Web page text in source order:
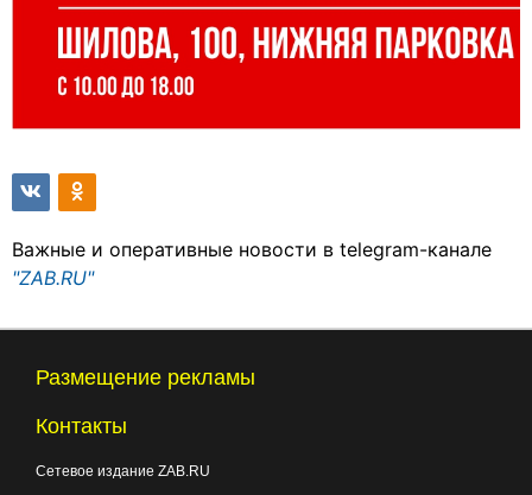
Важные и оперативные новости в telegram-канале
"ZAB.RU"
Размещение рекламы
Контакты
Сетевое издание ZAB.RU